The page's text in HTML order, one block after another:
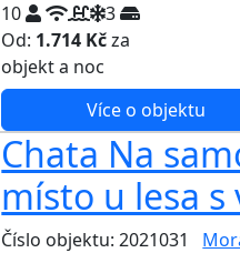
10
3
Od: 1.714 Kčza
objekt a noc
Více o objektu
Chata Na
místo u lesa s
Číslo objektu: 2021031